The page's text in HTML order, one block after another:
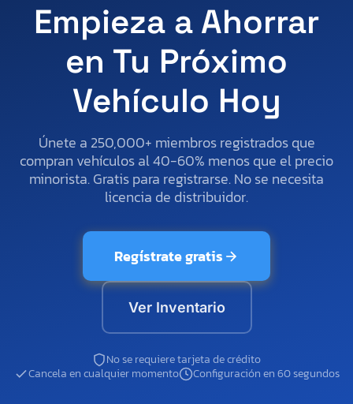
Empieza a Ahorrar
en Tu Próximo
Vehículo Hoy
Únete a 250,000+ miembros registrados que
compran vehículos al 40-60% menos que el precio
minorista. Gratis para registrarse. No se necesita
licencia de distribuidor.
Regístrate gratis
Ver Inventario
No se requiere tarjeta de crédito
Cancela en cualquier momento
Configuración en 60 segundos